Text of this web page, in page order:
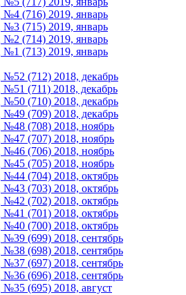
№4 (716) 2019, январь
№3 (715) 2019, январь
№2 (714) 2019, январь
№1 (713) 2019, январь
№52 (712) 2018, декабрь
№51 (711) 2018, декабрь
№50 (710) 2018, декабрь
№49 (709) 2018, декабрь
№48 (708) 2018, ноябрь
№47 (707) 2018, ноябрь
№46 (706) 2018, ноябрь
№45 (705) 2018, ноябрь
№44 (704) 2018, октябрь
№43 (703) 2018, октябрь
№42 (702) 2018, октябрь
№41 (701) 2018, октябрь
№40 (700) 2018, октябрь
№39 (699) 2018, сентябрь
№38 (698) 2018, сентябрь
№37 (697) 2018, сентябрь
№36 (696) 2018, сентябрь
№35 (695) 2018, август